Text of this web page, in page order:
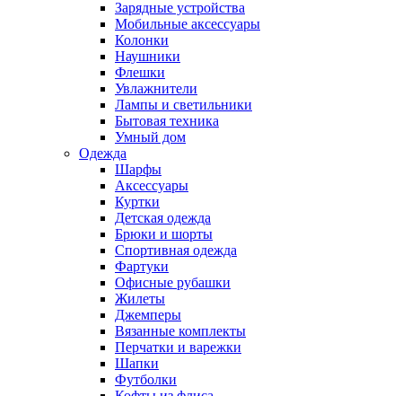
Зарядные устройства
Мобильные аксессуары
Колонки
Наушники
Флешки
Увлажнители
Лампы и светильники
Бытовая техника
Умный дом
Одежда
Шарфы
Аксессуары
Куртки
Детская одежда
Брюки и шорты
Спортивная одежда
Фартуки
Офисные рубашки
Жилеты
Джемперы
Вязанные комплекты
Перчатки и варежки
Шапки
Футболки